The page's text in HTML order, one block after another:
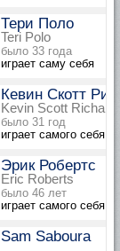
Тери Поло
Teri Polo
было 33 года
играет саму себя
Кевин Скотт
Kevin Scott
было 31 год
играет самого себя
Эрик Робертс
Eric Roberts
было 46 лет
играет самого себя
Sam Saboura